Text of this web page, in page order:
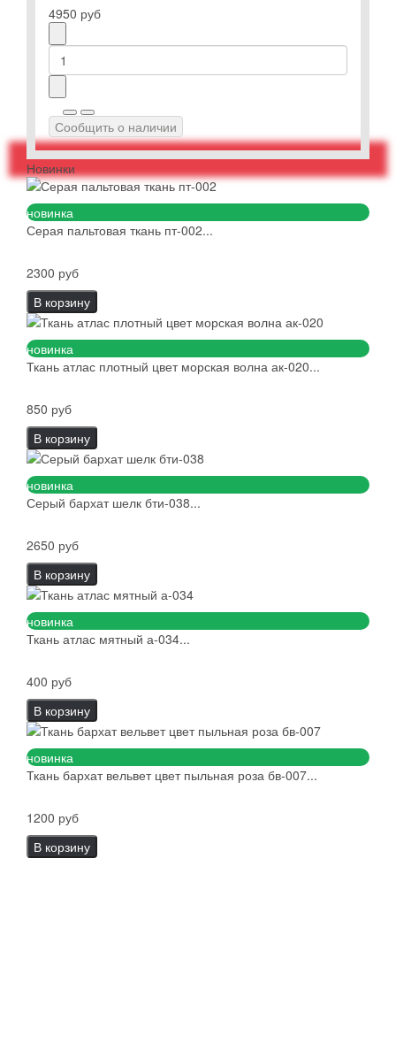
4950 руб
Сообщить о наличии
Новинки
новинка
Серая пальтовая ткань пт-002...
2300 руб
В корзину
новинка
Ткань атлас плотный цвет морская волна ак-020...
850 руб
В корзину
новинка
Серый бархат шелк бти-038...
2650 руб
В корзину
новинка
Ткань атлас мятный а-034...
400 руб
В корзину
новинка
Ткань бархат вельвет цвет пыльная роза бв-007...
1200 руб
В корзину